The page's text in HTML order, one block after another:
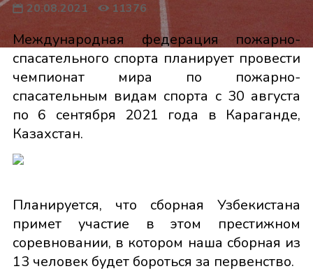
20.08.2021 11376
Международная федерация пожарно-
спасательного спорта планирует провести
чемпионат мира по пожарно-
спасательным видам спорта с 30 августа
по 6 сентября 2021 года в Караганде,
Казахстан.
Планируется, что сборная Узбекистана
примет участие в этом престижном
соревновании, в котором наша сборная из
13 человек будет бороться за первенство.